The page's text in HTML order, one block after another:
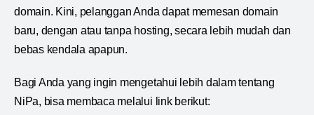
domain. Kini, pelanggan Anda dapat memesan domain
baru, dengan atau tanpa hosting, secara lebih mudah dan
bebas kendala apapun.
Bagi Anda yang ingin mengetahui lebih dalam tentang
NiPa, bisa membaca melalui link berikut: